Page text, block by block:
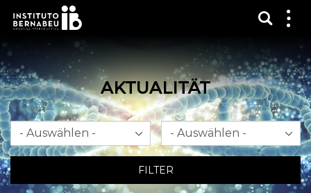
AKTUALITÄT
Monat Jahr
FILTER